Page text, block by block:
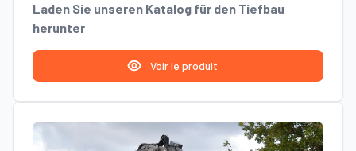
Laden Sie unseren Katalog für den Tiefbau
herunter
Voir le produit